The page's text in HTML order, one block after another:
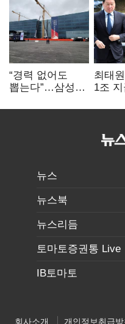
“경력 없어도
뽑는다”…삼성
반도체 인재
최태
1조
뉴스
뉴스북
뉴스리듬
토마토증권통 Live
IB토마토
회사소개 개인정보취급방